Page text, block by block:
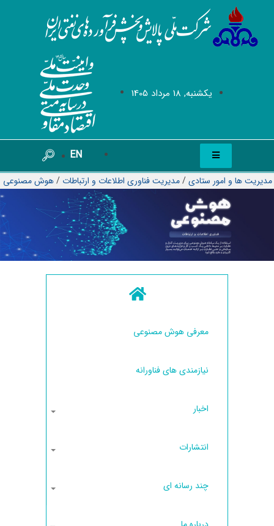
يکشنبه, 18 مرداد 1405
EN
مدیریت ها و امور ستادی/مديريت فناوری اطلاعات و ارتباطات /هوش مصنوعی
معرفی هوش مصنوعی
نیازمندی های فناورانه
اخبار
انتشارات
چند رسانه ای